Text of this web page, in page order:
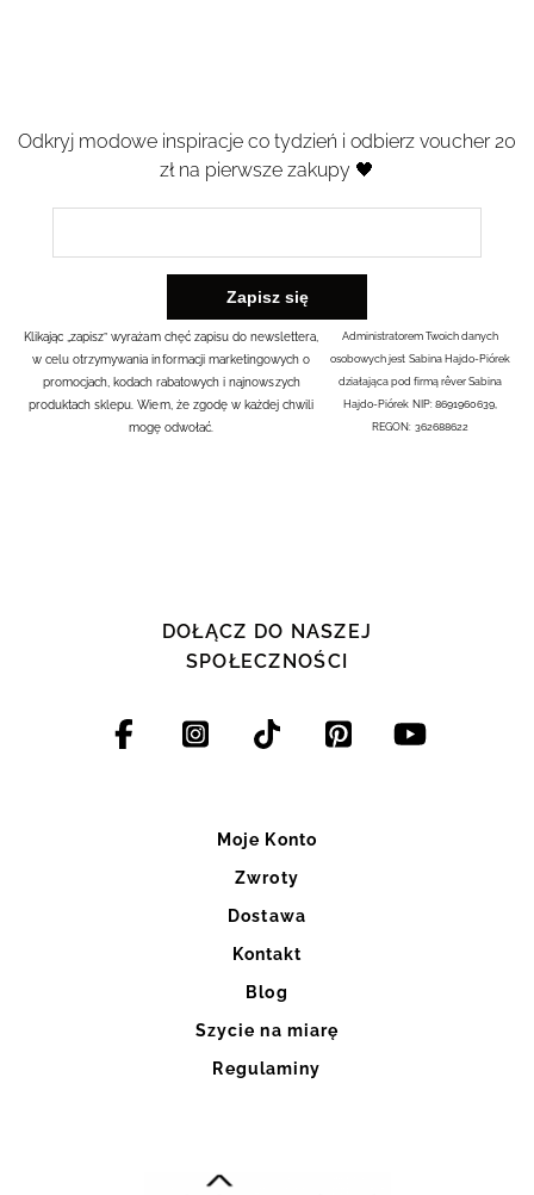
Odkryj modowe inspiracje co tydzień i odbierz voucher 20
zł na pierwsze zakupy 🖤
Klikając „zapisz” wyrażam chęć zapisu do newslettera,
w celu otrzymywania informacji marketingowych o
promocjach, kodach rabatowych i najnowszych
produktach sklepu. Wiem, że zgodę w każdej chwili
mogę odwołać.
Administratorem Twoich danych
osobowych jest Sabina Hajdo-Piórek
działająca pod firmą rêver Sabina
Hajdo-Piórek NIP: 8691960639,
REGON: 362688622
DOŁĄCZ DO NASZEJ
SPOŁECZNOŚCI
Moje Konto
Zwroty
Dostawa
Kontakt
Blog
Szycie na miarę
Regulaminy